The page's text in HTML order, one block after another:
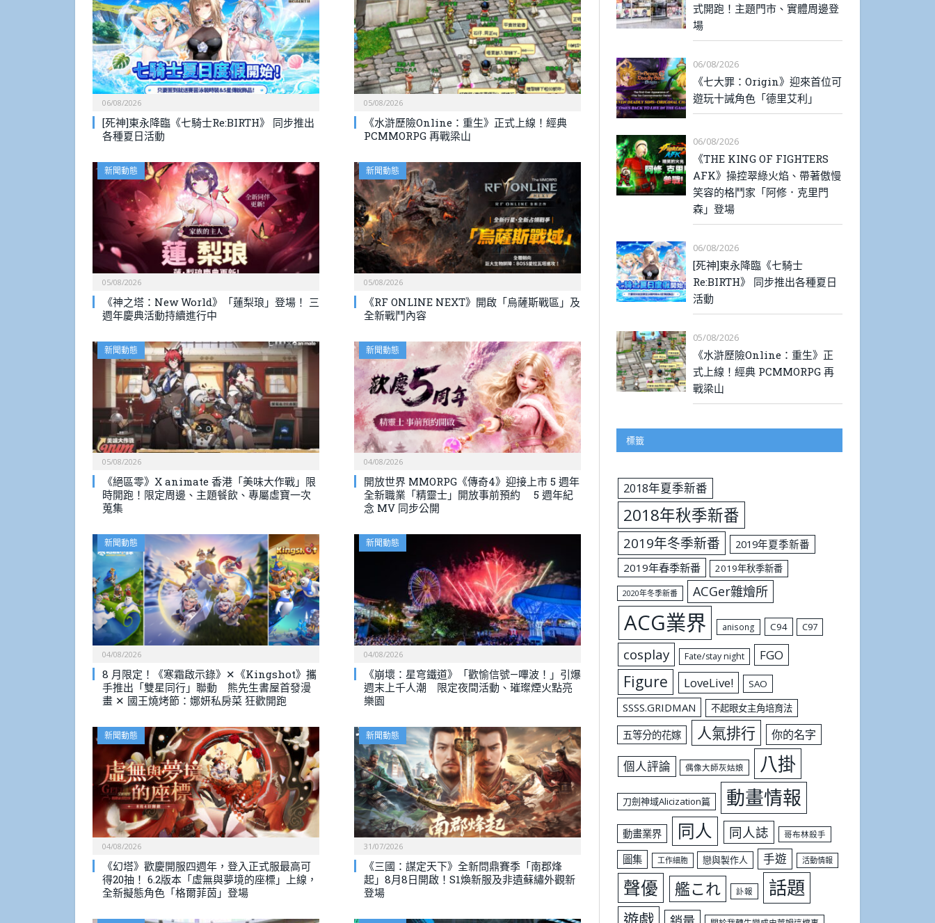
06/08/2026
[死神]東永降臨《七騎士Re:BIRTH》 同步推出
各種夏日活動
05/08/2026
《水滸歷險Online：重生》正式上線！經典
PCMMORPG 再戰梁山
新聞動態
05/08/2026
《神之塔：New World》「蓮梨琅」登場！ 三
週年慶典活動持續進行中
新聞動態
05/08/2026
《RF ONLINE NEXT》開啟「烏薩斯戰區」及
全新戰鬥內容
新聞動態
05/08/2026
《絕區零》X animate 香港「美味大作戰」限
時開跑！限定周邊、主題餐飲、專屬虛寶一次
蒐集
新聞動態
04/08/2026
開放世界 MMORPG《傳奇4》迎接上市 5 週年
全新職業「精靈士」開放事前預約 5 週年紀
念 MV 同步公開
新聞動態
04/08/2026
8 月限定！《寒霜啟示錄》✕《Kingshot》攜
手推出「雙星同行」聯動 熊先生書屋首發漫
畫 ✕ 國王燒烤節：娜妍私房菜 狂歡開跑
新聞動態
04/08/2026
《崩壞：星穹鐵道》「歡愉信號—嗶波！」引爆
週末上千人潮 限定夜間活動、璀璨煙火點亮
樂園
新聞動態
04/08/2026
《幻塔》歡慶開服四週年，登入正式服最高可
得20抽！ 6.2版本「虛無與夢境的座標」上線，
全新擬態角色「格爾菲茵」登場
新聞動態
31/07/2026
《三國：謀定天下》全新問鼎賽季「南郡烽
起」8月8日開啟！S1煥新服及非遺蘇繡外觀新
登場
式開跑！主題門市、實體周邊登
場
06/08/2026
《七大罪：Origin》迎來首位可
遊玩十誡角色「德里艾利」
06/08/2026
《THE KING OF FIGHTERS
AFK》操控翠綠火焰、帶著傲慢
笑容的格鬥家「阿修．克里門
森」登場
06/08/2026
[死神]東永降臨《七騎士
Re:BIRTH》 同步推出各種夏日
活動
05/08/2026
《水滸歷險Online：重生》正
式上線！經典 PCMMORPG 再
戰梁山
標籤
2018年夏季新番
2018年秋季新番
2019年冬季新番
2019年夏季新番
2019年春季新番
2019年秋季新番
2020年冬季新番 ACGer雜燴所
ACG業界 anisong C94 C97
cosplay Fate/stay night FGO
Figure LoveLive! SAO
SSSS.GRIDMAN 不起眼女主角培育法
五等分的花嫁 人氣排行 你的名字
個人評論 偶像大師灰姑娘 八掛
刀劍神域Alicization篇 動畫情報
動畫業界 同人 同人誌 哥布林殺手
圖集 工作細胞 戀與製作人 手遊 活動情報
聲優 艦これ 訃報 話題